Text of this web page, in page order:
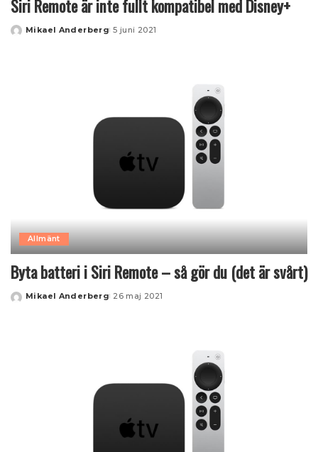
Siri Remote är inte fullt kompatibel med Disney+
Posted
Mikael Anderberg 5 juni 2021
Allmänt
Byta batteri i Siri Remote – så gör du (det är svårt)
Posted
Mikael Anderberg 26 maj 2021